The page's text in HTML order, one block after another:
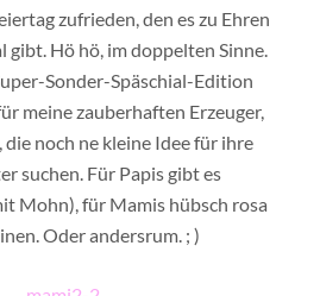
zufrieden, den es zu Ehren
gibt. Hö hö, im doppelten Sinne.
Sonder-Späschial-Edition
meine zauberhaften Erzeuger,
noch ne kleine Idee für ihre
suchen. Für Papis gibt es
Mohn), für Mamis hübsch rosa
Oder andersrum. ; )